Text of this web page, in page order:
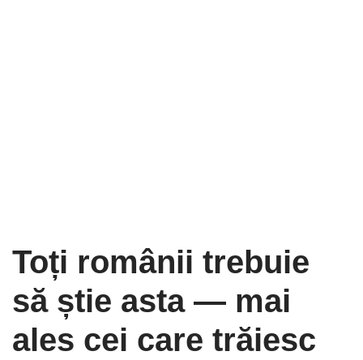
Toți românii trebuie
să știe asta — mai
ales cei care trăiesc